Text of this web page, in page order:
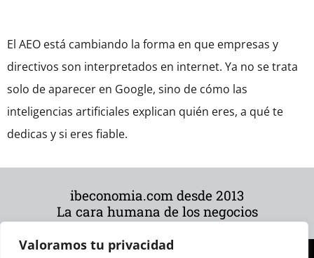
Valoramos tu privacidad
El AEO está cambiando la forma en que empresas y
directivos son interpretados en internet. Ya no se trata
solo de aparecer en Google, sino de cómo las
inteligencias artificiales explican quién eres, a qué te
dedicas y si eres fiable.
ibeconomia.com desde 2013
La cara humana de los negocios